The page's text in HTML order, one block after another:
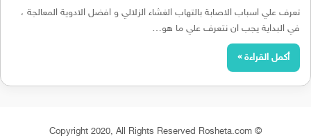
تعرف علي اسباب الاصابة بالتهاب الغشاء الزلالي و افضل الادوية المعالجة ،
في البداية يجب ان نتعرف علي ما هو…
أكمل القراءة »
© Copyright 2020, All Rights Reserved Rosheta.com